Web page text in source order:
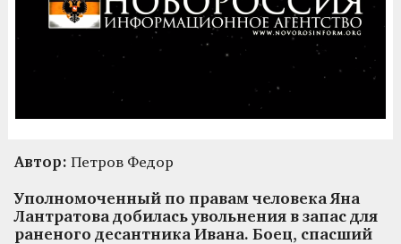
Автор: Петров Федор
Уполномоченный по правам человека Яна
Лантратова добилась увольнения в запас для
раненого десантника Ивана. Боец, спасший